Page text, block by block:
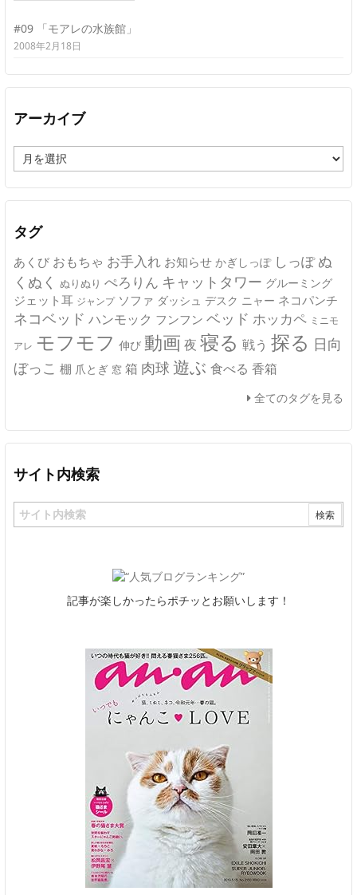
#09 「モアレの水族館」
2008年2月18日
アーカイブ
ー
カ
イ
タグ
あくび おもちゃ お手入れ お知らせ かぎしっぽ しっぽ ぬ
くぬく ぬりぬり ぺろりん キャットタワー グルーミング
ジェット耳 ジャンプ ソファ ダッシュ デスク ニャー ネコパンチ
ネコベッド ハンモック フンフン ベッド ホッカペ ミニモ
アレ モフモフ 伸び 動画 夜 寝る 戦う 探る 日向
ぼっこ 棚 爪とぎ 窓 箱 肉球 遊ぶ 食べる 香箱
全てのタグを見る
サイト内検索
記事が楽しかったらポチッとお願いします！